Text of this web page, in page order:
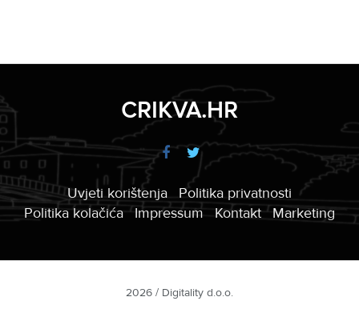
CRIKVA.HR
Uvjeti korištenja
Politika privatnosti
Politika kolačića
Impressum Kontakt Marketing
2026 / Digitality d.o.o.